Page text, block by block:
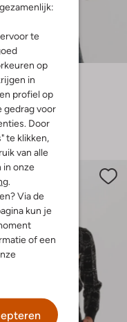
te
op
in
profiel op
gedrag voor
Door
te klikken,
van alle
in onze
Via de
kun je
of een
items
Chapot
€ 125,99